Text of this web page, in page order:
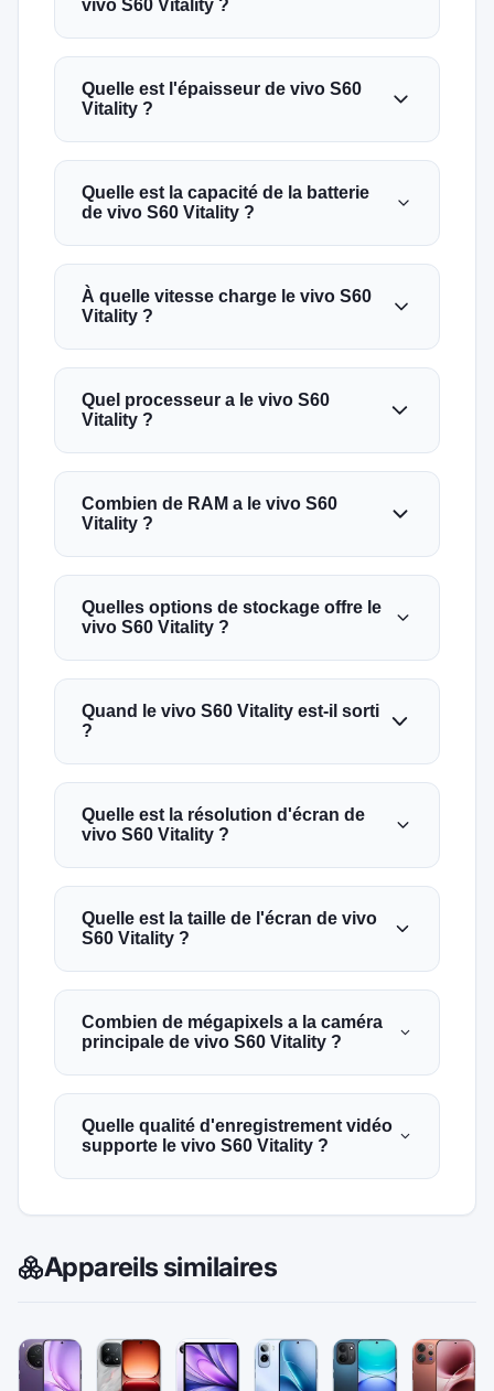
vivo S60 Vitality ?
Quelle est l'épaisseur de vivo S60
Vitality ?
Quelle est la capacité de la batterie
de vivo S60 Vitality ?
À quelle vitesse charge le vivo S60
Vitality ?
Quel processeur a le vivo S60
Vitality ?
Combien de RAM a le vivo S60
Vitality ?
Quelles options de stockage offre le
vivo S60 Vitality ?
Quand le vivo S60 Vitality est-il sorti
?
Quelle est la résolution d'écran de
vivo S60 Vitality ?
Quelle est la taille de l'écran de vivo
S60 Vitality ?
Combien de mégapixels a la caméra
principale de vivo S60 Vitality ?
Quelle qualité d'enregistrement vidéo
supporte le vivo S60 Vitality ?
Appareils similaires